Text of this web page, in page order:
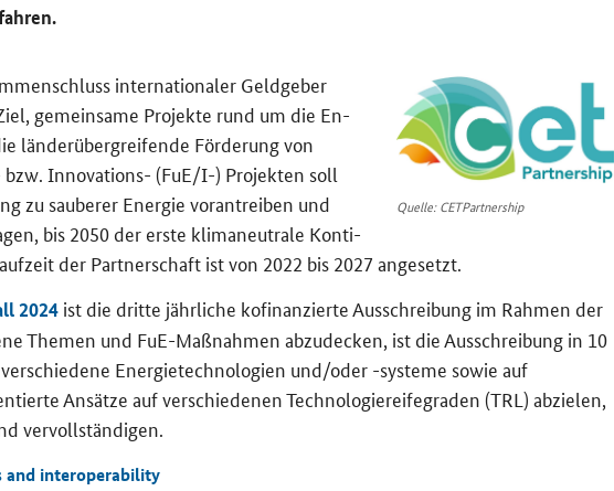
Quelle: CETPartnership
in­ter­na­tio­na­ler Geld­ge­ber
ge­mein­sa­me Pro­jek­te rund um die En­
län­der­über­grei­fen­de För­de­rung von
Innovations-​ (FuE/I-) Pro­jek­ten soll
zu sau­be­rer En­er­gie vor­an­trei­ben und
bis 2050 der erste kli­ma­neu­tra­le Kon­ti­
der Part­ner­schaft ist von 2022 bis 2027 an­ge­setzt.
2024 ist die drit­te jähr­li­che ko­fi­nan­zier­te Aus­schrei­bung im Rah­men der
The­men und FuE-​Maßnahmen ab­zu­de­cken, ist die Aus­schrei­bung in 10
En­er­gie­tech­no­lo­gien und/oder -​systeme sowie auf
An­sät­ze auf ver­schie­de­nen Tech­no­lo­gie­rei­fe­gra­den (TRL) ab­zie­len,
ver­voll­stän­di­gen.
and interoperability